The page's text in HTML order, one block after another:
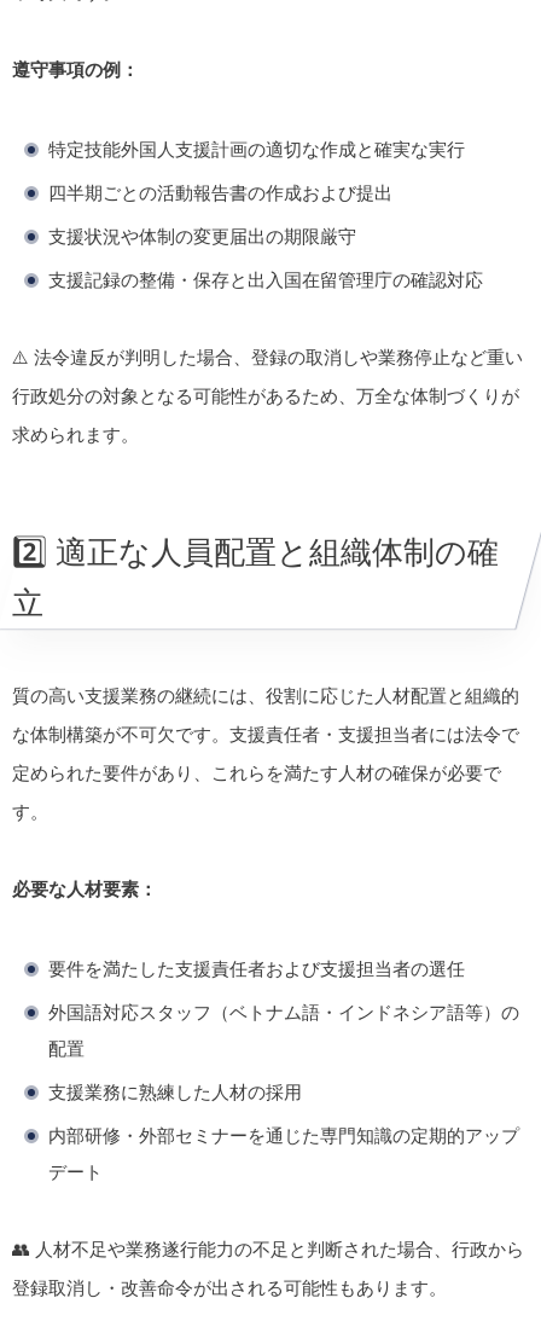
遵守事項の例：
特定技能外国人支援計画の適切な作成と確実な実行
四半期ごとの活動報告書の作成および提出
支援状況や体制の変更届出の期限厳守
支援記録の整備・保存と出入国在留管理庁の確認対応
⚠️ 法令違反が判明した場合、登録の取消しや業務停止など重い
行政処分の対象となる可能性があるため、万全な体制づくりが
求められます。
2️⃣ 適正な人員配置と組織体制の確
立
質の高い支援業務の継続には、役割に応じた人材配置と組織的
な体制構築が不可欠です。支援責任者・支援担当者には法令で
定められた要件があり、これらを満たす人材の確保が必要で
す。
必要な人材要素：
要件を満たした支援責任者および支援担当者の選任
外国語対応スタッフ（ベトナム語・インドネシア語等）の
配置
支援業務に熟練した人材の採用
内部研修・外部セミナーを通じた専門知識の定期的アップ
デート
👥 人材不足や業務遂行能力の不足と判断された場合、行政から
登録取消し・改善命令が出される可能性もあります。